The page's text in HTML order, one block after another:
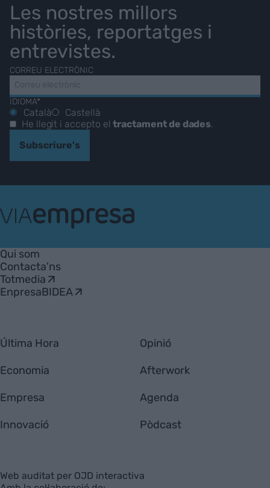
Les nostres millors
històries, reportatges i
entrevistes.
CORREU ELECTRÒNIC
IDIOMA*
Català
Castellà
He llegit i accepto eltractament de dades
Subscriure's
Empresa
Qui som
Contacta'ns
Totmedia
EnpresaBIDEA
Última Hora
Economia
Empresa
Innovació
Opinió
Afterwork
Agenda
Pòdcast
Web auditat per OJD interactiva